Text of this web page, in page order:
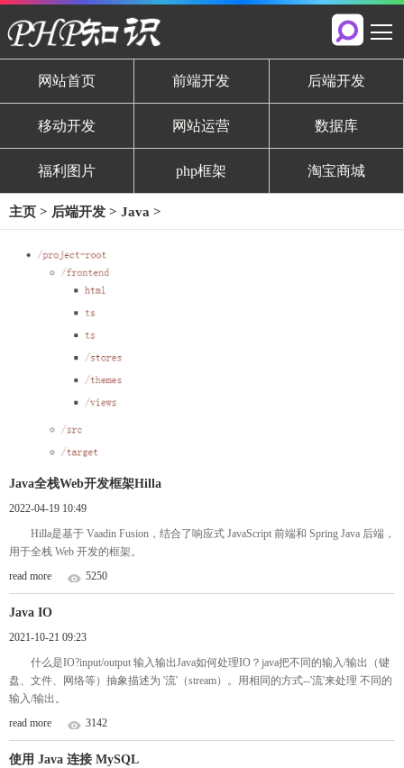
网站首页 前端开发 后端开发
移动开发 网站运营 数据库
福利图片 php框架 淘宝商城
主页 > 后端开发 > Java >
Java全栈Web开发框架Hilla
2022-04-19 10:49
Hilla是基于 Vaadin Fusion，结合了响应式 JavaScript 前端和 Spring Java 后端，
用于全栈 Web 开发的框架。
read more
5250
Java IO
2021-10-21 09:23
什么是IO?input/output 输入输出Java如何处理IO？java把不同的输入/输出（键
盘、文件、网络等）抽象描述为 '流'（stream）。用相同的方式--'流'来处理 不同的
输入/输出。
read more
3142
使用 Java 连接 MySQL